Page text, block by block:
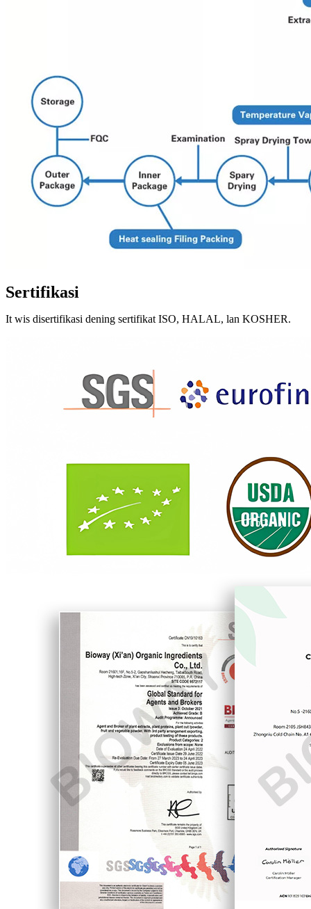
Sertifikasi
It wis disertifikasi dening sertifikat ISO, HALAL, lan KOSHER.